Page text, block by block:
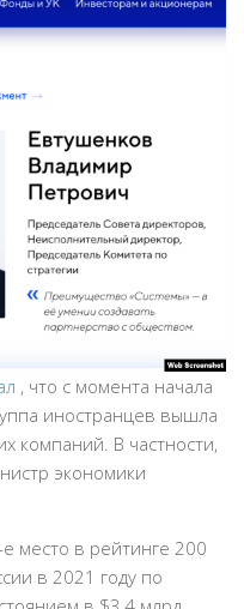
, что с момента начала
иностранцев вышла
компаний. В частности,
экономики
место в рейтинге 200
в 2021 году по